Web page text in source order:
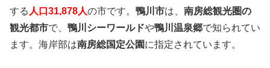
する 人口31,878人の市です。 鴨川市は、 南房総観光圏の
観光都市で、 鴨川シーワールドや鴨川温泉郷で知られてい
ます。海岸部は南房総国定公園に指定されています。